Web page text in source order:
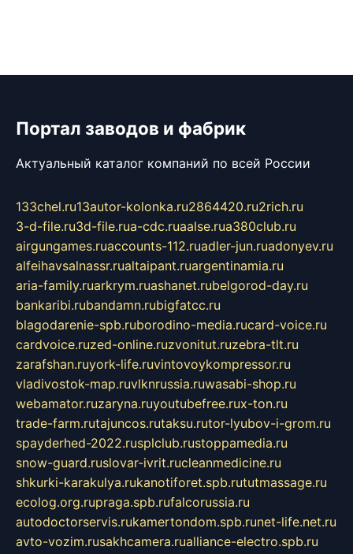
Портал заводов и фабрик
Актуальный каталог компаний по всей России
133chel.ru13autor-kolonka.ru2864420.ru2rich.ru
3-d-file.ru3d-file.rua-cdc.ruaalse.rua380club.ru
airgungames.ruaccounts-112.ruadler-jun.ruadonyev.ru
alfeihavsalnassr.rualtaipant.ruargentinamia.ru
aria-family.ruarkrym.ruashanet.rubelgorod-day.ru
bankaribi.rubandamn.rubigfatcc.ru
blagodarenie-spb.ruborodino-media.rucard-voice.ru
cardvoice.ruzed-online.ruzvonitut.ruzebra-tlt.ru
zarafshan.ruyork-life.ruvintovoykompressor.ru
vladivostok-map.ruvlknrussia.ruwasabi-shop.ru
webamator.ruzaryna.ruyoutubefree.rux-ton.ru
trade-farm.rutajuncos.rutaksu.rutor-lyubov-i-grom.ru
spayderhed-2022.rusplclub.rustoppamedia.ru
snow-guard.ruslovar-ivrit.rucleanmedicine.ru
shkurki-karakulya.rukanotiforet.spb.rututmassage.ru
ecolog.org.rupraga.spb.rufalcorussia.ru
autodoctorservis.rukamertondom.spb.runet-life.net.ru
avto-vozim.rusakhcamera.rualliance-electro.spb.ru